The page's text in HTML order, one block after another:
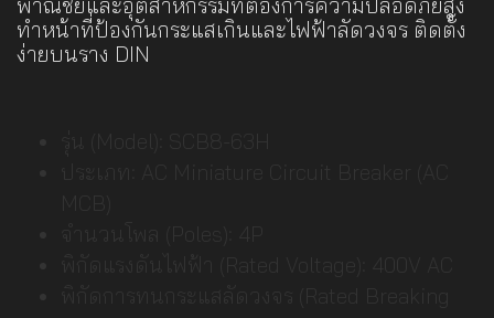
พาณิชย์และอุตสาหกรรมที่ต้องการความปลอดภัยสูง
ทำหน้าที่ป้องกันกระแสเกินและไฟฟ้าลัดวงจร ติดตั้ง
ง่ายบนราง DIN